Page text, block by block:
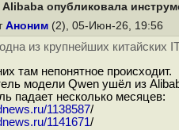
опубликовала
Аноним (2), 05-Июн-26, 19:56
из крупнейших китайских
там непонятное происходит.
модели Qwen ушёл из
падает несколько месяцев:
1138587/
1141671/